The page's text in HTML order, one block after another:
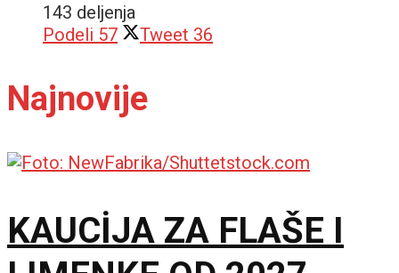
143 deljenja
Podeli 57 Tweet 36
Najnovije
KAUCİJA ZA FLAŠE I